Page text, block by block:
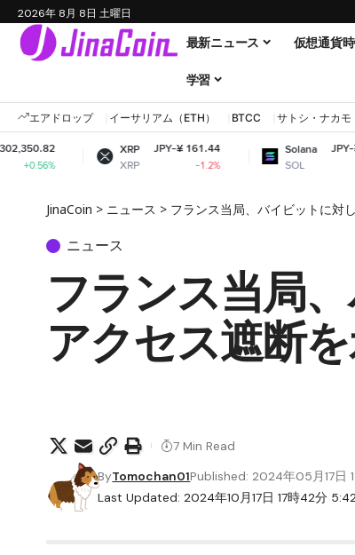
2026年 8月 8日 土曜日
最新ニュース 仮想通貨
学習
エアドロップ イーサリアム（ETH） BTCC サトシ・ナカモ
XRP
XRP
JPY-¥ 161.44
-1.2%
Solana
SOL
JPY-¥ 11,654.70
JinaCoin > ニュース > フランス当局、バイビットに対
ニュース
フランス当局
アクセス遮断
Last Updated: 2024年10月17日 17時42分
ByTomochan01Published: 2024年05月17日
7 Min Read